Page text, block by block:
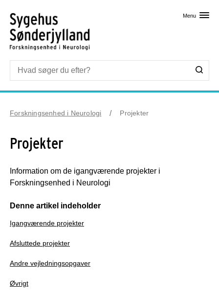
Menu
Forskningsenhed i Neurologi Projekter
Projekter
Information om de igangværende projekter i
Forskningsenhed i Neurologi
Denne artikel indeholder
Igangværende projekter
Afsluttede projekter
Andre vejledningsopgaver
Øvrigt